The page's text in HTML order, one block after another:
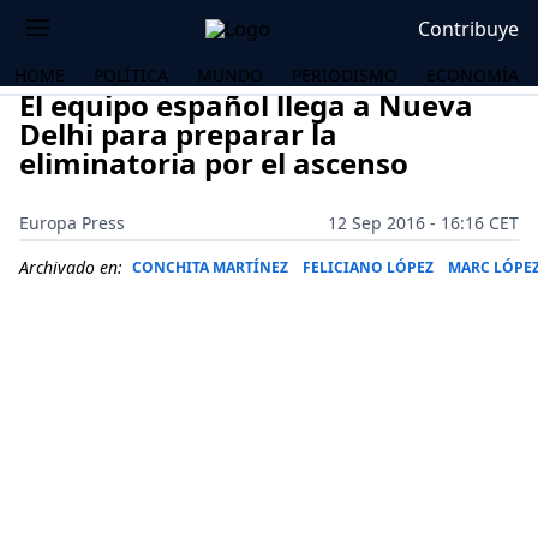
Contribuye
HOME POLÍTICA MUNDO PERIODISMO ECONOMÍA
El equipo español llega a Nueva
Delhi para preparar la
eliminatoria por el ascenso
Europa Press
12 Sep 2016 - 16:16 CET
Archivado en: CONCHITA MARTÍNEZ FELICIANO LÓPEZ MARC